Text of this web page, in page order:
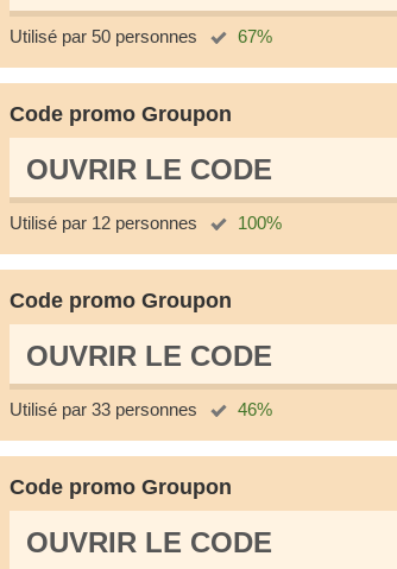
Utilisé par 50 personnes 67%
Code promo Groupon
OUVRIR LE СODE
Utilisé par 12 personnes 100%
Code promo Groupon
OUVRIR LE СODE
Utilisé par 33 personnes 46%
Code promo Groupon
OUVRIR LE СODE